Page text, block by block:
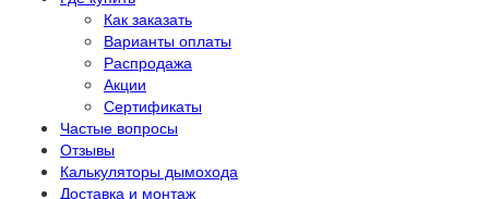
Как заказать
Варианты оплаты
Распродажа
Акции
Сертификаты
Частые вопросы
Отзывы
Калькуляторы дымохода
Доставка и монтаж